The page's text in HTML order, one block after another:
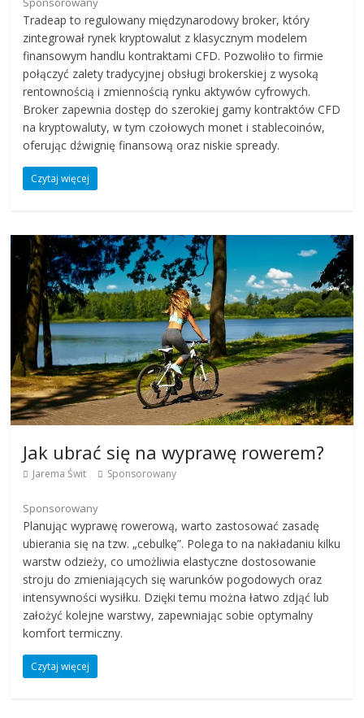
Tradeap to regulowany międzynarodowy broker, który
zintegrował rynek kryptowalut z klasycznym modelem
finansowym handlu kontraktami CFD. Pozwoliło to firmie
połączyć zalety tradycyjnej obsługi brokerskiej z wysoką
rentownością i zmiennością rynku aktywów cyfrowych.
Broker zapewnia dostęp do szerokiej gamy kontraktów CFD
na kryptowaluty, w tym czołowych monet i stablecoinów,
oferując dźwignię finansową oraz niskie spready.
Czytaj więcej
Jak ubrać się na wyprawę rowerem?
Jarema Świt Sponsorowany
Sponsorowany
Planując wyprawę rowerową, warto zastosować zasadę
ubierania się na tzw. „cebulkę”. Polega to na nakładaniu kilku
warstw odzieży, co umożliwia elastyczne dostosowanie
stroju do zmieniających się warunków pogodowych oraz
intensywności wysiłku. Dzięki temu można łatwo zdjąć lub
założyć kolejne warstwy, zapewniając sobie optymalny
komfort termiczny.
Czytaj więcej